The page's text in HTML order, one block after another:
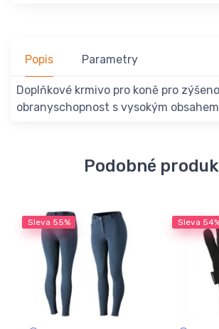
Popis Parametry
Doplňkové krmivo pro koně pro
obranyschopnost s vysokým
Podobné
Sleva 55% Sleva